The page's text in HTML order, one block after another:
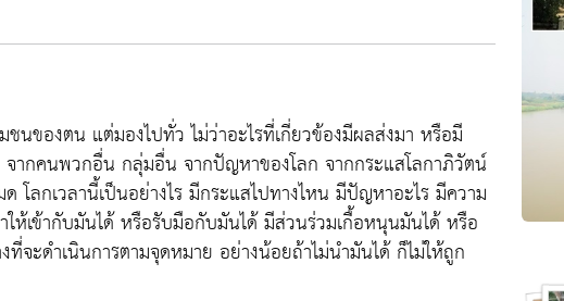
นของตน แต่มองไปทั่ว ไม่ว่าอะไรที่เกี่ยวข้องมีผลส่งมา หรือมี
ากคนพวกอื่น กลุ่มอื่น จากปัญหาของโลก จากกระแสโลกาภิวัตน์
โลกเวลานี้เป็นอย่างไร มีกระแสไปทางไหน มีปัญหาอะไร มีความ
ให้เข้ากับมันได้ หรือรับมือกับมันได้ มีส่วนร่วมเกื้อหนุนมันได้ หรือ
จะดำเนินการตามจุดหมาย อย่างน้อยถ้าไม่นำมันได้ ก็ไม่ให้ถูก